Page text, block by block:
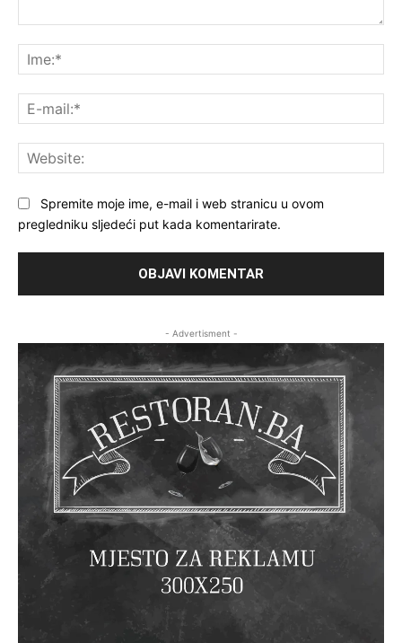
Spremite moje ime, e-mail i web stranicu u ovom
pregledniku sljedeći put kada komentarirate.
- Advertisment -